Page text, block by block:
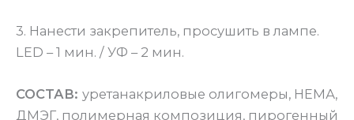
3. Нанести закрепитель, просушить в лампе.
LED – 1 мин. / УФ – 2 мин.
СОСТАВ: уретанакриловые олигомеры, НЕМА,
ДМЭГ, полимерная композиция, пирогенный